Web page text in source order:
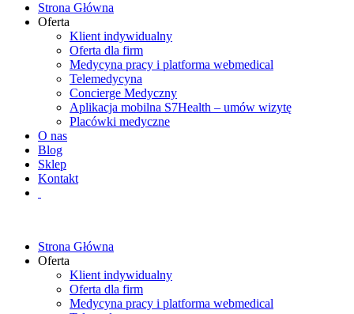
Strona Główna
Oferta
Klient indywidualny
Oferta dla firm
Medycyna pracy i platforma webmedical
Telemedycyna
Concierge Medyczny
Aplikacja mobilna S7Health – umów wizytę
Placówki medyczne
O nas
Blog
Sklep
Kontakt
Strona Główna
Oferta
Klient indywidualny
Oferta dla firm
Medycyna pracy i platforma webmedical